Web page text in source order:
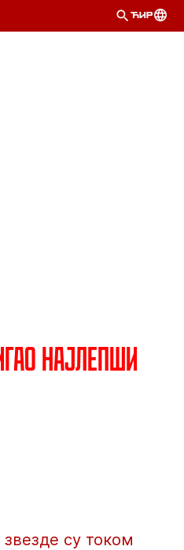
ЋИР
најлепши
су током